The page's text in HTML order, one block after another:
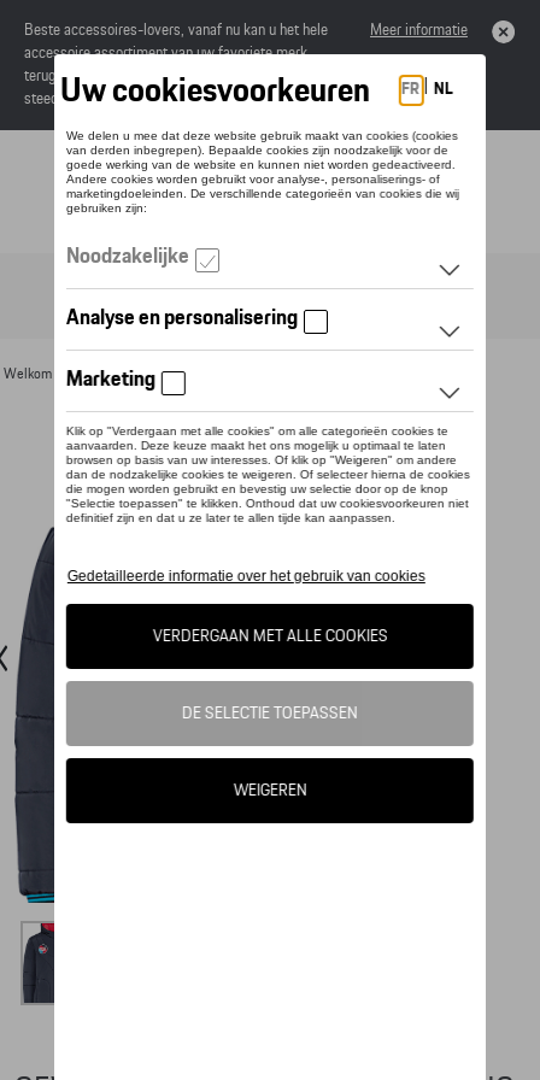
Beste accessoires-lovers, vanaf nu kan u het hele
accessoire assortiment van uw favoriete merk
terugvinden in de online catalogus. Deze kunnen
steeds besteld worden via uw dealer.
Meer informatie
Toggle navigation
Welkom >Voor u >Textiel >